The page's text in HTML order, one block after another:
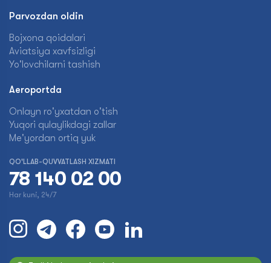
Parvozdan oldin
Bojxona qoidalari
Aviatsiya xavfsizligi
Yo'lovchilarni tashish
Aeroportda
Onlayn ro'yxatdan o'tish
Yuqori qulaylikdagi zallar
Me'yordan ortiq yuk
QO'LLAB-QUVVATLASH XIZMATI
78 140 02 00
Har kuni, 24/7